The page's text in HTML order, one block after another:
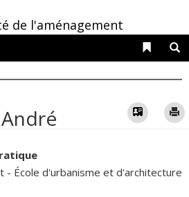
de l'aménagement
Liens
Vcard
- École d'urbanisme et d'architecture